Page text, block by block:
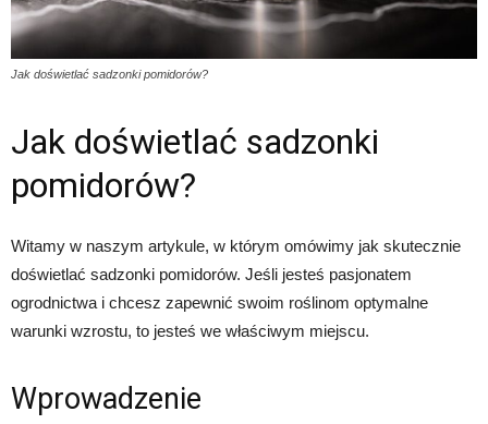
Jak doświetlać sadzonki pomidorów?
Jak doświetlać sadzonki
pomidorów?
Witamy w naszym artykule, w którym omówimy jak skutecznie
doświetlać sadzonki pomidorów. Jeśli jesteś pasjonatem
ogrodnictwa i chcesz zapewnić swoim roślinom optymalne
warunki wzrostu, to jesteś we właściwym miejscu.
Wprowadzenie